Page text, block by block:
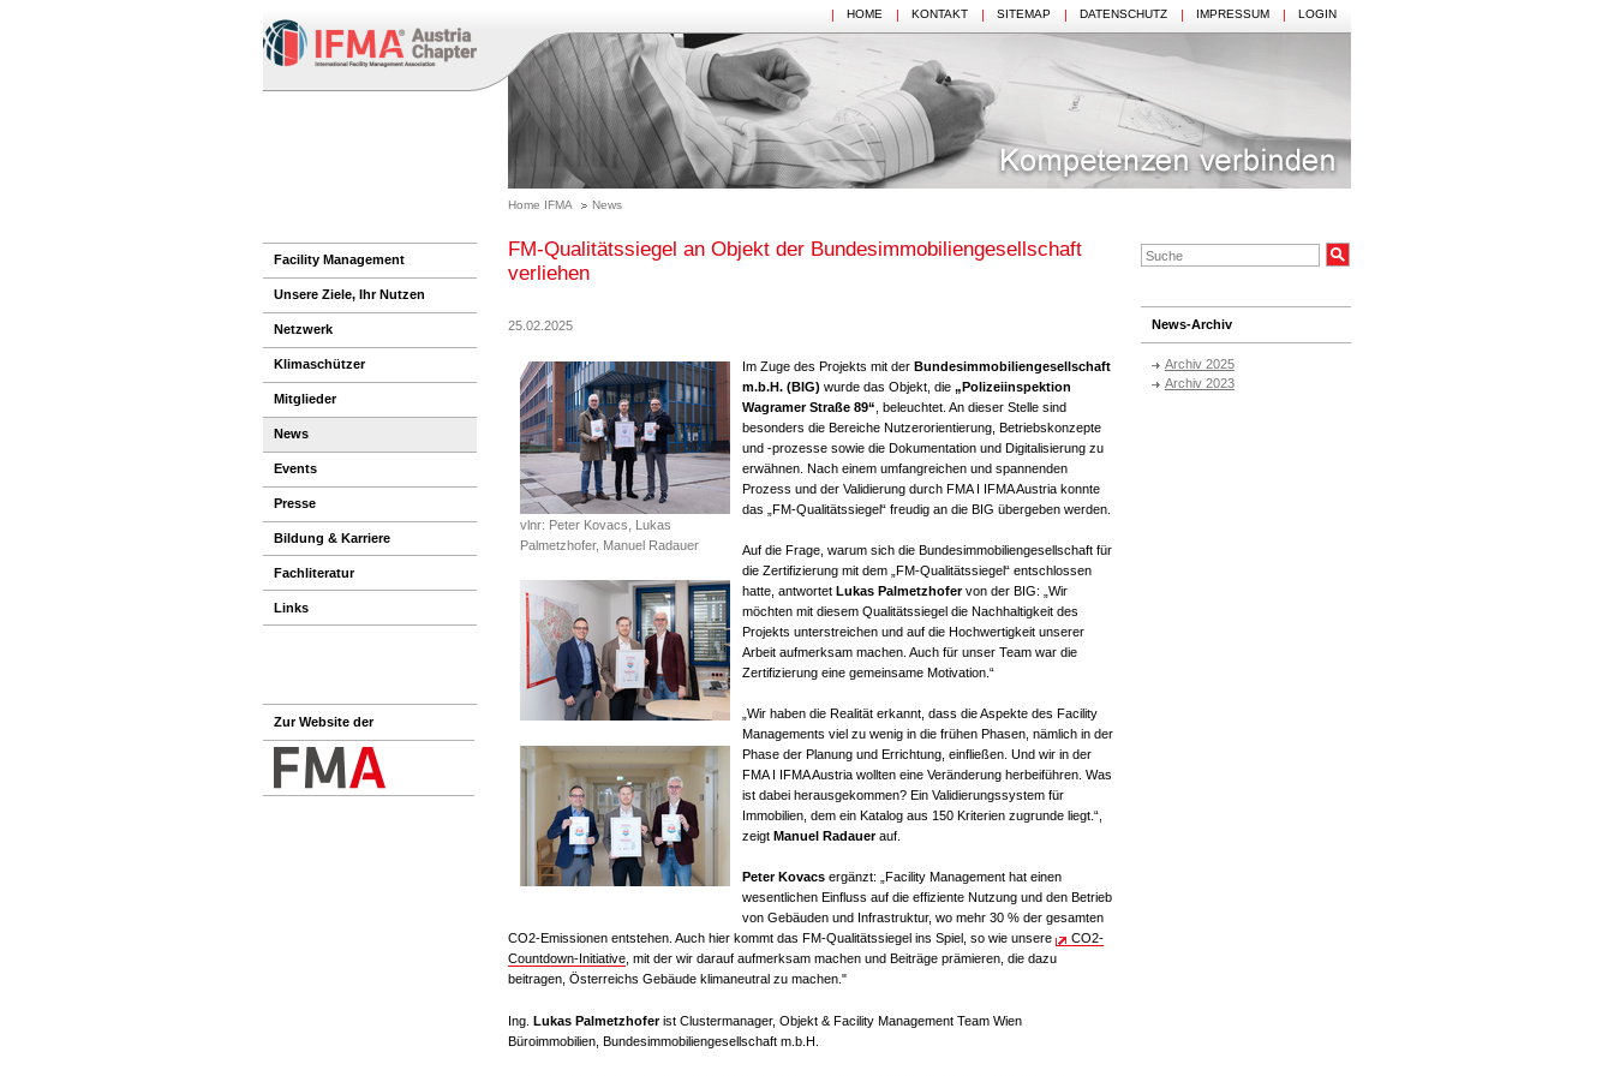
HOME KONTAKT SITEMAP DATENSCHUTZ IMPRESSUM LOGIN
Home IFMA News
Facility Management
Unsere Ziele, Ihr Nutzen
Netzwerk
Klimaschützer
Mitglieder
News
Events
Presse
Bildung & Karriere
Fachliteratur
Links
Zur Website der
News-Archiv
Archiv 2025
Archiv 2023
FM-Qualitätssiegel an Objekt der Bundesimmobiliengesellschaft
verliehen
25.02.2025
vlnr: Peter Kovacs, Lukas
Palmetzhofer, Manuel Radauer
Im Zuge des Projekts mit der Bundesimmobiliengesellschaft
m.b.H. (BIG) wurde das Objekt, die „Polizeiinspektion
Wagramer Straße 89“ , beleuchtet. An dieser Stelle sind
besonders die Bereiche Nutzerorientierung, Betriebskonzepte
und -prozesse sowie die Dokumentation und Digitalisierung zu
erwähnen. Nach einem umfangreichen und spannenden
Prozess und der Validierung durch FMA I IFMA Austria konnte
das „FM-Qualitätssiegel“ freudig an die BIG übergeben werden.
Auf die Frage, warum sich die Bundesimmobiliengesellschaft für
die Zertifizierung mit dem „FM-Qualitätssiegel“ entschlossen
hatte, antwortet Lukas Palmetzhofervon der BIG: „Wir
möchten mit diesem Qualitätssiegel die Nachhaltigkeit des
Projekts unterstreichen und auf die Hochwertigkeit unserer
Arbeit aufmerksam machen. Auch für unser Team war die
Zertifizierung eine gemeinsame Motivation.“
„Wir haben die Realität erkannt, dass die Aspekte des Facility
Managements viel zu wenig in die frühen Phasen, nämlich in der
Phase der Planung und Errichtung, einfließen. Und wir in der
FMA I IFMA Austria wollten eine Veränderung herbeiführen. Was
ist dabei herausgekommen? Ein Validierungssystem für
Immobilien, dem ein Katalog aus 150 Kriterien zugrunde liegt.“,
zeigt Manuel Radauerauf.
Peter Kovacs ergänzt: „Facility Management hat einen
wesentlichen Einfluss auf die effiziente Nutzung und den Betrieb
von Gebäuden und Infrastruktur, wo mehr 30 % der gesamten
CO2-Emissionen entstehen. Auch hier kommt das FM-Qualitätssiegel ins Spiel, so wie unsere
CO2-
Countdown-Initiative, mit der wir darauf aufmerksam machen und Beiträge prämieren, die dazu
beitragen, Österreichs Gebäude klimaneutral zu machen."
Ing. Lukas Palmetzhoferist Clustermanager, Objekt & Facility Management Team Wien
Büroimmobilien, Bundesimmobiliengesellschaft m.b.H.